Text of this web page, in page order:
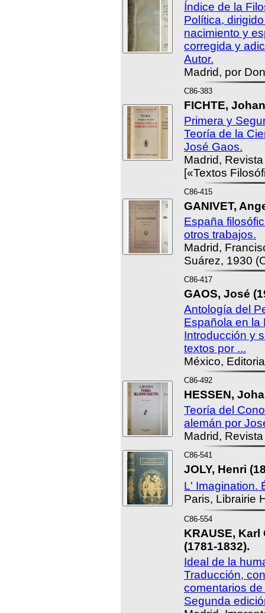
Índice de la
Política,
nacimiento y
corregida y
Autor.
Madrid, por
C86-383
FICHTE,
Primera y
Teoría de la
José Gaos.
Madrid,
[«Textos
C86-415
GANIVET,
España
otros trabajos.
Madrid,
Suárez, 1930
C86-417
GAOS, José
Antología del
Española en la
Introducción y
textos por ...
México,
C86-492
HESSEN,
Teoría del
alemán por
Madrid,
C86-541
JOLY, Henri
L' Imagination.
Paris, Librairie
C86-554
KRAUSE,
(1781-1832).
Ideal de la
Traducción,
comentarios
Segunda